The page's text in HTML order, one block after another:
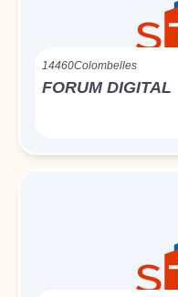
14460Colombelles
FORUM DIGITAL